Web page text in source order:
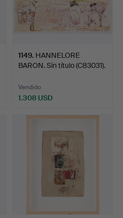
1149. HANNELORE
BARON. Sin título (C83031).
Vendido
1.308 USD